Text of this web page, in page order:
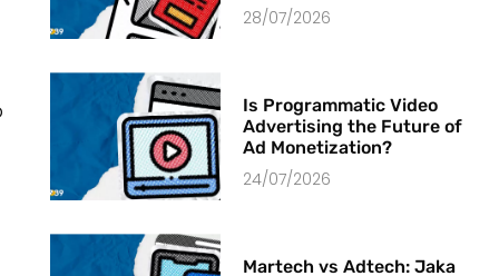
28/07/2026
Is Programmatic Video
Advertising the Future of
Ad Monetization?
24/07/2026
Martech vs Adtech: Jaka